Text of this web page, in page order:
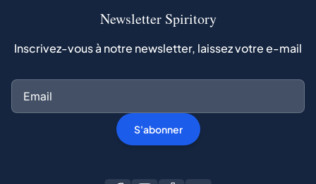
Newsletter Spiritory
Inscrivez-vous à notre newsletter, laissez votre e-mail
S'abonner